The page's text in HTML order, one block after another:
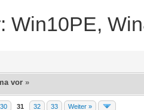
Win10PE,
vor »
30 31 32 33 Weiter »